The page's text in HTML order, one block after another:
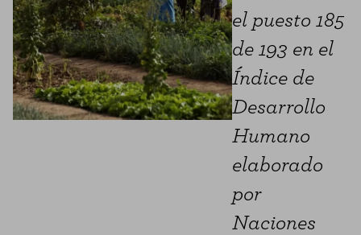
el puesto 185
de 193 en el
Índice de
Desarrollo
Humano
elaborado
por
Naciones